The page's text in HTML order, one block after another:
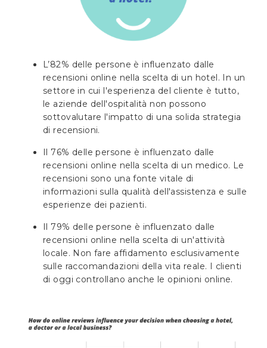
L’82% delle persone è influenzato dalle
recensioni online nella scelta di un hotel. In un
settore in cui l'esperienza del cliente è tutto,
le aziende dell'ospitalità non possono
sottovalutare l'impatto di una solida strategia
di recensioni.
Il 76% delle persone è influenzato dalle
recensioni online nella scelta di un medico. Le
recensioni sono una fonte vitale di
informazioni sulla qualità dell'assistenza e sulle
esperienze dei pazienti.
Il 79% delle persone è influenzato dalle
recensioni online nella scelta di un'attività
locale. Non fare affidamento esclusivamente
sulle raccomandazioni della vita reale. I clienti
di oggi controllano anche le opinioni online.